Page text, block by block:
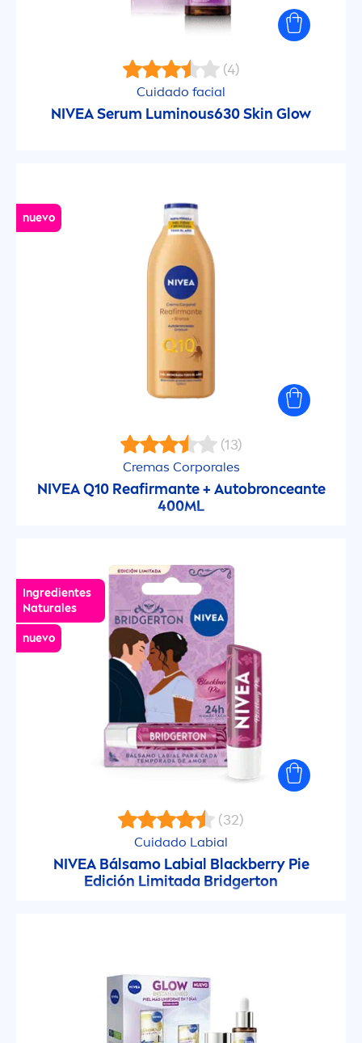
(4)
Cuidado facial
NIVEASerum Luminous630Skin Glow
nuevo
(13)
Cremas Corporales
NIVEAQ10 Reafirmante + Autobronceante
400ML
Ingredientes
Naturales
nuevo
(32)
Cuidado Labial
NIVEABálsamo Labial Blackberry Pie
Edición Limitada Bridgerton